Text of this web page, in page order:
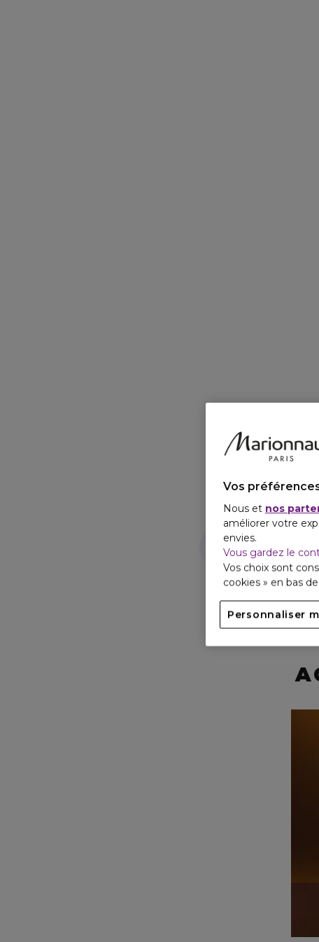
Parfums Femme
Vos
Nous et nos
améliorer votre
envies.
Vous gardez le
Vos choix sont
cookies » en bas
Personnaliser